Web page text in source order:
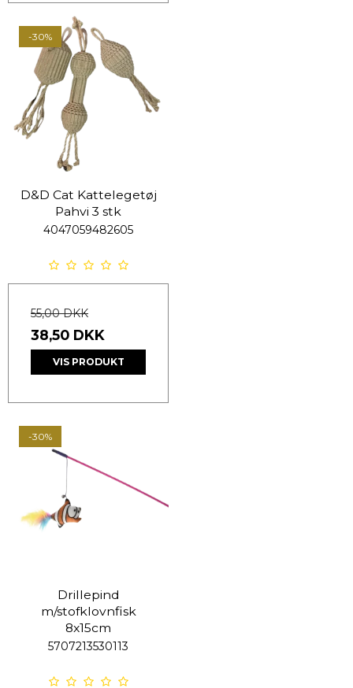
-30%
D&D Cat Kattelegetøj
Pahvi 3 stk
4047059482605
55,00 DKK
38,50 DKK
VIS PRODUKT
-30%
Drillepind
m/stofklovnfisk
8x15cm
5707213530113